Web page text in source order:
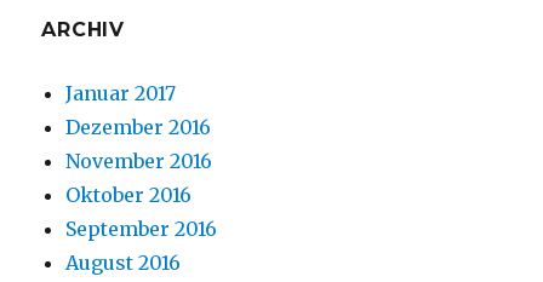
ARCHIV
Januar 2017
Dezember 2016
November 2016
Oktober 2016
September 2016
August 2016